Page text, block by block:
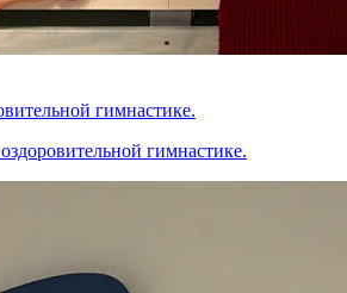
гимнастике.
гимнастике.